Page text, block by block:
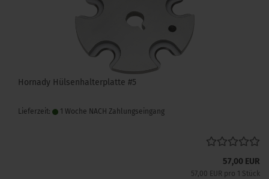
Hornady Hülsenhalterplatte #5
Lieferzeit: 1 Woche NACH Zahlungseingang
57,00 EUR
57,00 EUR pro 1 Stück